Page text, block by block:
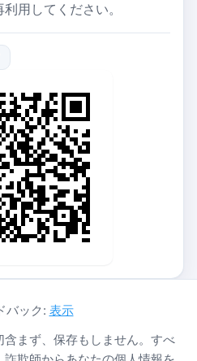
用してください。
バック: 表示
まず、保存もしません。すべ